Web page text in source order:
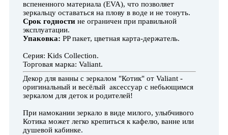
вспененного материала (EVA), что позволяет
зеркальцу оставаться на плову в воде и не тонуть.
Срок годности не ограничен при правильной
эксплуатации.
Упаковка: PP пакет, цветная карта-держатель.
Серия: Kids Collection.
Торговая марка: Valiant.
Декор для ванны с зеркалом "Котик" от Valiant -
оригинальный и весёлый аксессуар с небьющимся
зеркалом для деток и родителей!
При намокании зеркало в виде милого, улыбчивого
Котика может легко крепиться к кафелю, ванне или
душевой кабинке.